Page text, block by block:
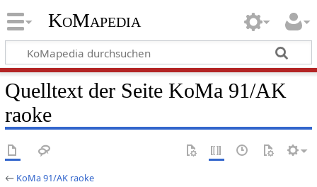
KoMapedia
Quelltext der Seite KoMa 91/AK
raoke
← KoMa 91/AK raoke